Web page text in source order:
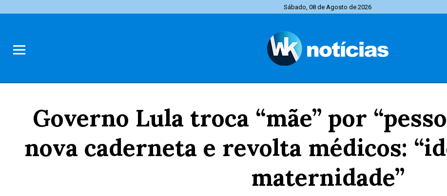
Sábado, 08 de Agosto de 2026
Governo Lula troca “mãe” por
nova caderneta e revolta médicos:
maternidade”